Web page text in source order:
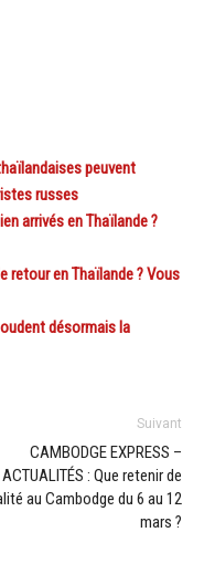
peuvent
russes
arrivés en Thaïlande ?
retour en Thaïlande ? Vous
désormais la
Suivant
CAMBODGE EXPRESS –
ACTUALITÉS : Que retenir de
au Cambodge du 6 au 12
mars ?